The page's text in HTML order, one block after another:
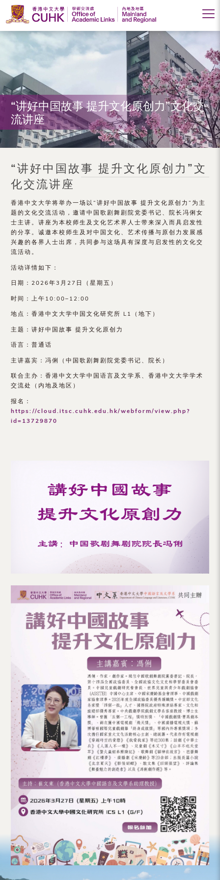
香
港
中
文
大
学
学
术
交
流
处
（内
地
及
地
区）
“讲好中国故事 提升文化原创力”文化交
流讲座
“讲好中国故事 提升文化原创力”文
化交流讲座
香港中文大学将举办一场以“讲好中国故事 提升文化原创力”为主
题的文化交流活动，邀请中国歌剧舞剧院党委书记、院长冯俐女
士主讲。讲座为本校师生及文化艺术界人士带来深入而具启发性
的分享。诚邀本校师生及对中国文化、艺术传播与原创力发展感
兴趣的各界人士出席，共同参与这场具有深度与启发性的文化交
流活动。
活动详情如下：
日期：2026年3月27日（星期五）
时间：上午10:00–12:00
地点：香港中文大学中国文化研究所 L1（地下）
主题：讲好中国故事 提升文化原创力
语言：普通话
主讲嘉宾：冯俐（中国歌剧舞剧院党委书记、院长）
联合主办：香港中文大学中国语言及文学系、香港中文大学学术
交流处（内地及地区）
报名：
https://cloud.itsc.cuhk.edu.hk/webform/view.php?
id=13729870